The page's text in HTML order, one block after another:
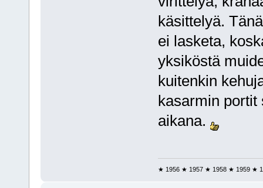
käsittelyä.
ei lasketa,
yksiköstä
kuitenkin
kasarmin portit
aikana.
★ 1956 ★ 1957 ★ 1958 ★ 1959 ★